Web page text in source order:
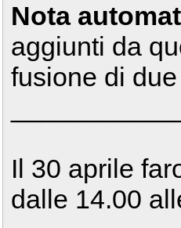
Nota
aggiunti da
fusione di
Il 30 aprile
dalle 14.00